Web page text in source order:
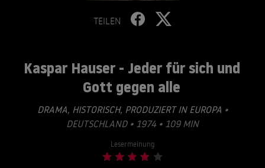
TEILEN
Kaspar Hauser - Jeder für sich und
Gott gegen alle
DRAMA, HISTORISCH, PRODUZIERT IN EUROPA •
DEUTSCHLAND • 1974 • 109 MIN
Lesermeinung